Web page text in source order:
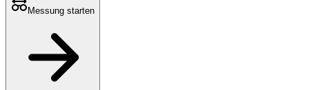
Messung starten